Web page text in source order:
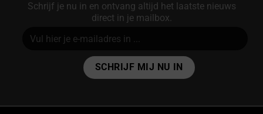
Schrijf je nu in en ontvang altijd het laatste nieuws
direct in je mailbox.